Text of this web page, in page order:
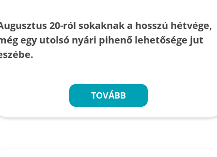
20-ról sokaknak a hosszú hétvége,
egy utolsó nyári pihenő lehetősége jut
TOVÁBB